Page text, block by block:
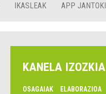
IKASLEAK APP JANTOKI
KANELA IZOZKIA
OSAGAIAK ELABORAZIOA